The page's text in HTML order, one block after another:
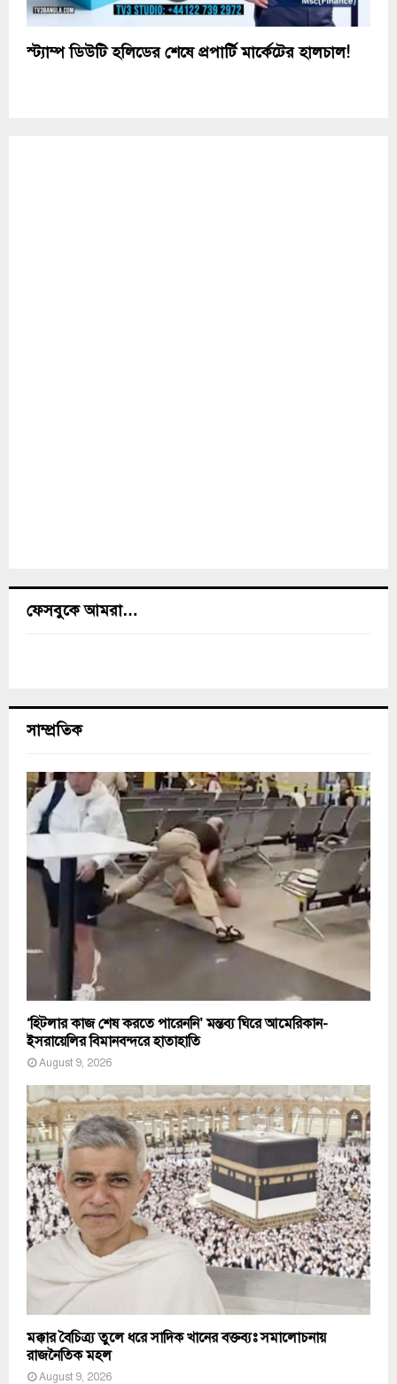
স্ট্যাম্প ডিউটি হলিডের শেষে প্রপার্টি মার্কেটের হালচাল!
ফেসবুকে আমরা…
সাম্প্রতিক
‘হিটলার কাজ শেষ করতে পারেননি’ মন্তব্য ঘিরে আমেরিকান-
ইসরায়েলির বিমানবন্দরে হাতাহাতি
August 9, 2026
মক্কার বৈচিত্র্য তুলে ধরে সাদিক খানের বক্তব্যঃ সমালোচনায়
রাজনৈতিক মহল
August 9, 2026